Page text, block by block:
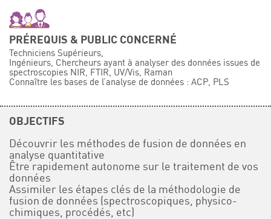
PRÉREQUIS & PUBLIC CONCERNÉ
Techniciens Supérieurs,
Ingénieurs, Chercheurs ayant à analyser des données issues de
spectroscopies NIR, FTIR, UV/Vis, Raman
Connaître les bases de l’analyse de données : ACP, PLS
OBJECTIFS
Découvrir les méthodes de fusion de données en
analyse quantitative
Être rapidement autonome sur le traitement de vos
données
Assimiler les étapes clés de la méthodologie de
fusion de données (spectroscopiques, physico-
chimiques, procédés, etc)